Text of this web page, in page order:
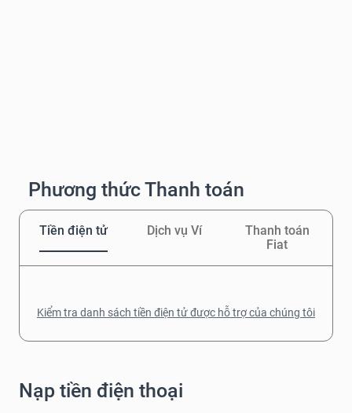
Phương thức Thanh toán
Tiền điện tử Dịch vụ Ví
Thanh toán
Fiat
Kiểm tra danh sách tiền điện tử được hỗ trợ của chúng tôi
Nạp tiền điện thoại